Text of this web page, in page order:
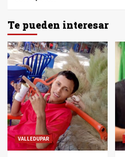
Te pueden interesar
VALLEDUPAR